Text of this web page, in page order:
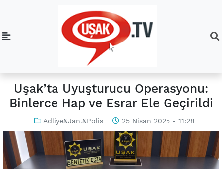
Uşak’ta Uyuşturucu Operasyonu:
Binlerce Hap ve Esrar Ele Geçirildi
Adliye&Jan.&Polis 25 Nisan 2025 - 11:28